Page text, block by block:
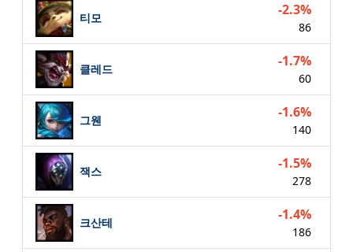
티모 -2.3%
86
클레드 -1.7%
60
그웬 -1.6%
140
잭스 -1.5%
278
크산테 -1.4%
186